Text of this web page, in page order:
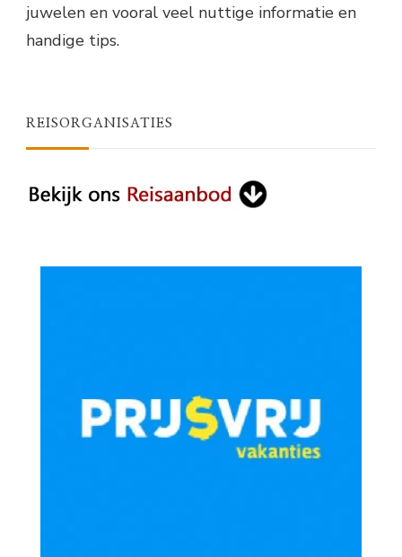
juwelen en vooral veel nuttige informatie en
handige tips.
REISORGANISATIES